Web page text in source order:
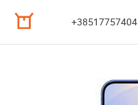
+38517757404